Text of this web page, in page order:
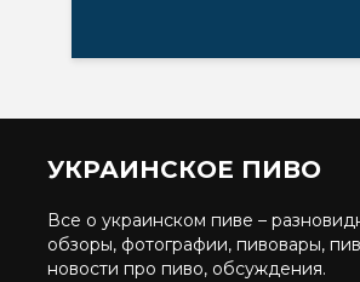
УКРАИНСКОЕ ПИВО
Все о украинском пиве –
обзоры, фотографии, пивовары,
новости про пиво, обсуждения.